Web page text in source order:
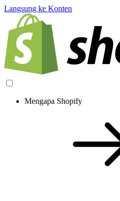
Langsung ke Konten
Mengapa Shopify